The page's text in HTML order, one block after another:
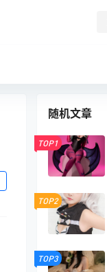
随机文章
TOP1
TOP2
TOP3